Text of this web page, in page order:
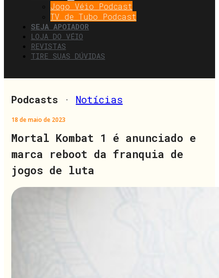
Jogo Véio Podcast
TV de Tubo Podcast
SEJA APOIADOR
LOJA DO VÉIO
REVISTAS
TIRE SUAS DÚVIDAS
Podcasts · Notícias
18 de maio de 2023
Mortal Kombat 1 é anunciado e
marca reboot da franquia de
jogos de luta